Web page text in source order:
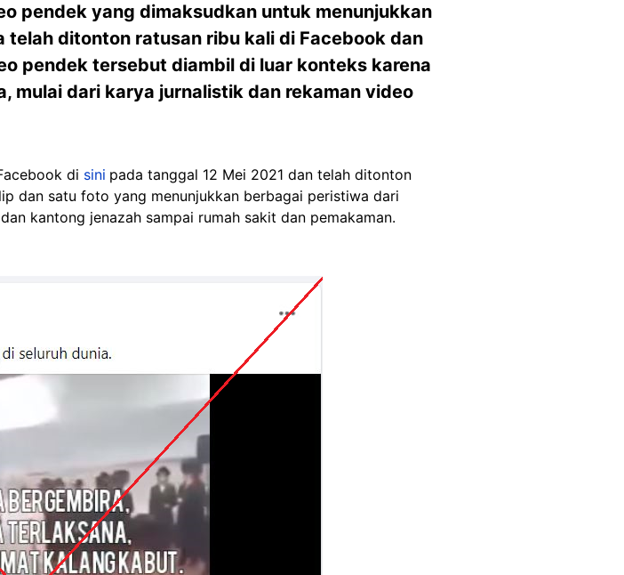
pendek yang dimaksudkan untuk menunjukkan
ditonton ratusan ribu kali di Facebook dan
pendek tersebut diambil di luar konteks karena
mulai dari karya jurnalistik dan rekaman video
di sini pada tanggal 12 Mei 2021 dan telah ditonton
dan satu foto yang menunjukkan berbagai peristiwa dari
kantong jenazah sampai rumah sakit dan pemakaman.